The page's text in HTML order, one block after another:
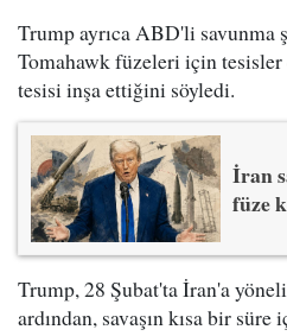
Trump ayrıca ABD'li
Tomahawk füzeleri için
tesisi inşa ettiğini söyledi.
İran
füze
Trump, 28 Şubat'ta İran'a
ardından, savaşın kısa bir